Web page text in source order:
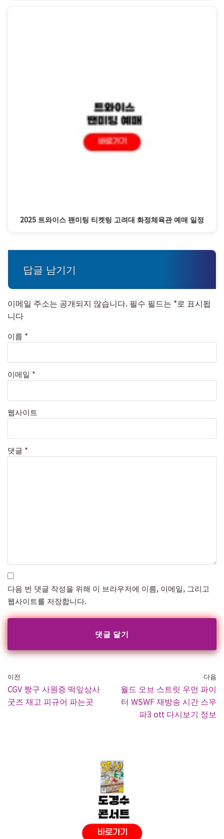
2025 트와이스 팬미팅 티켓팅 고려대 화정체육관 예매 일정
답글 남기기
이메일 주소는 공개되지 않습니다. 필수 필드는 *로 표시됩
니다
이름 *
이메일 *
웹사이트
댓글 *
다음 번 댓글 작성을 위해 이 브라우저에 이름, 이메일, 그리고
웹사이트를 저장합니다.
이전
CGV 짱구 사원증 떡잎상사
굿즈 재고 피규어 파는곳
다음
월드 오브 스트릿 우먼 파이
터 WSWF 재방송 시간 스우
파3 ott 다시보기 정보